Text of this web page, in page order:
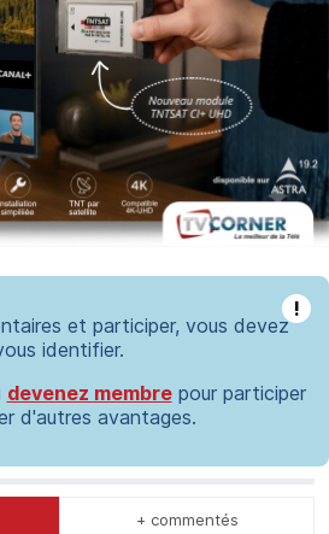
!
et participer, vous devez
identifier.
devenez membrepour participer
d'autres avantages.
+ commentés